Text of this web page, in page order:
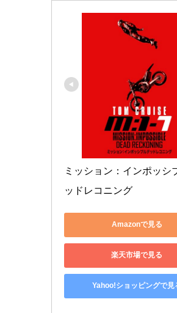
ミッション：インポッシ
ッドレコニング
Amazonで見る
楽天市場で見る
Yahoo!ショッピングで見